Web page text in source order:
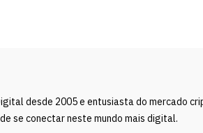
desde 2005 e entusiasta do mercado
se conectar neste mundo mais digital.